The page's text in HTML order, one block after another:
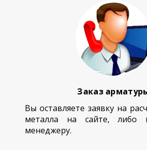
Заказ
Вы оставляете заявку на
металла на сайте, либо
менеджеру.